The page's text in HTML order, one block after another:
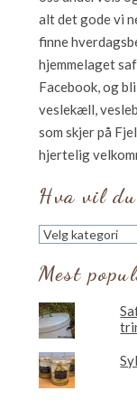
alt det gode vi
finne
hjemmelaget
Facebook, og
veslekæll,
som skjer på
hjertelig
Hva vil du
Hva
vil
du
lese
Mest